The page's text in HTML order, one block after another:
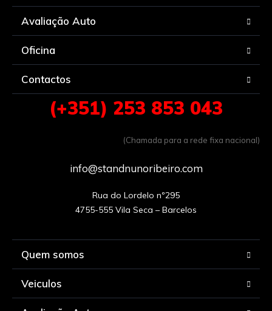
Avaliação Auto
Oficina
Contactos
(+351) 253 853 043
(Chamada para a rede fixa nacional)
info@standnunoribeiro.com
Rua do Lordelo nº295
Quem somos
Veiculos